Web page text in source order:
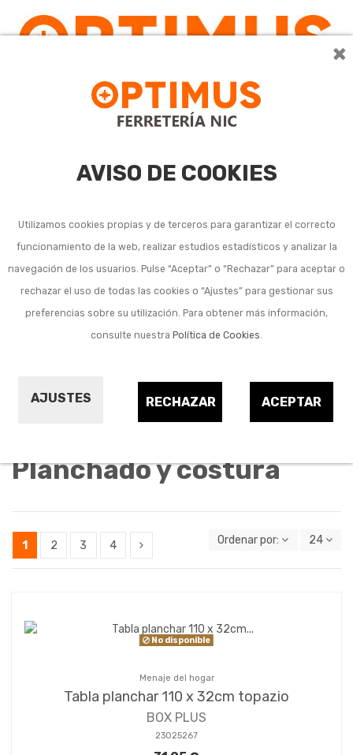
×
AVISO DE COOKIES
Utilizamos cookies propias y de terceros para garantizar el correcto
funcionamiento de la web, realizar estudios estadísticos y analizar la
navegación de los usuarios. Pulse “Aceptar” o “Rechazar” para aceptar o
rechazar el uso de todas las cookies o “Ajustes” para gestionar sus
preferencias sobre su utilización. Para obtener más información,
consulte nuestra Política de Cookies.
AJUSTES ACEPTAR
RECHAZAR
Listado de subcategorías en Planchado y costura:
Planchado y costura
1 2 3 4 Ordenar por: 24
No disponible
Menaje del hogar
Tabla planchar 110 x 32cm topazio
BOX PLUS
23025267